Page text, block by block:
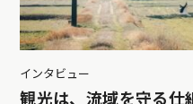
インタビュー
観光は、流域を守る仕